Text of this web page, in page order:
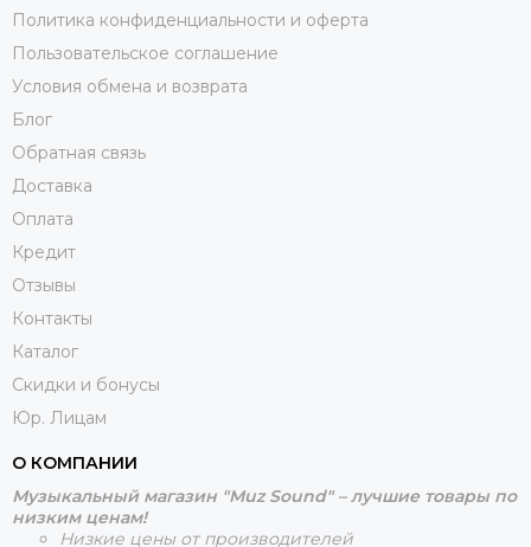
Политика конфиденциальности и оферта
Пользовательское соглашение
Условия обмена и возврата
Блог
Обратная связь
Доставка
Оплата
Кредит
Отзывы
Контакты
Каталог
Скидки и бонусы
Юр. Лицам
О КОМПАНИИ
Музыкальный магазин "Muz Sound" – лучшие товары по
низким ценам!
Низкие цены от производителей